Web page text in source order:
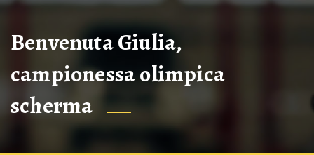
Benvenuta Giulia,
campionessa olimpica
scherma